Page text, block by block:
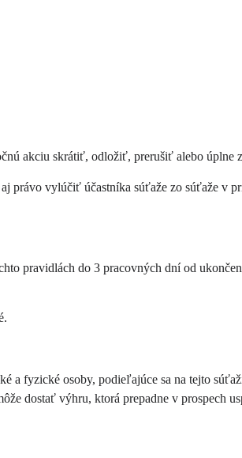
akciu skrátiť, odložiť, prerušiť alebo úplne
právo vylúčiť účastníka súťaže zo súťaže v
pravidlách do 3 pracovných dní od
a fyzické osoby, podieľajúce sa na tejto
dostať výhru, ktorá prepadne v prospech